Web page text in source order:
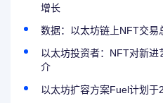
增长
数据：以太坊链上NFT交
以太坊投资者：NFT对新
介
以太坊扩容方案Fuel计划于